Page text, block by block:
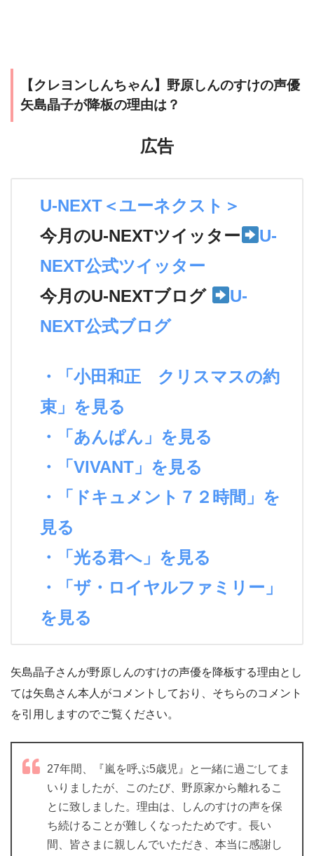
【クレヨンしんちゃん】野原しんのすけの声優
矢島晶子が降板の理由は？
広告
U-NEXT＜ユーネクスト＞
今月のU-NEXTツイッター
U-
NEXT公式ツイッター
今月のU-NEXTブログ
U-
NEXT公式ブログ
・「小田和正 クリスマスの約
束」を見る
・「あんぱん」を見る
・「VIVANT」を見る
・「ドキュメント７２時間」を
見る
・「光る君へ」を見る
・「ザ・ロイヤルファミリー」
を見る
矢島晶子さんが野原しんのすけの声優を降板する理由とし
ては矢島さん本人がコメントしており、そちらのコメント
を引用しますのでご覧ください。
27年間、『嵐を呼ぶ5歳児』と一緒に過ごしてま
いりましたが、このたび、野原家から離れるこ
とに致しました。理由は、しんのすけの声を保
ち続けることが難しくなったためです。長い
間、皆さまに親しんでいただき、本当に感謝し